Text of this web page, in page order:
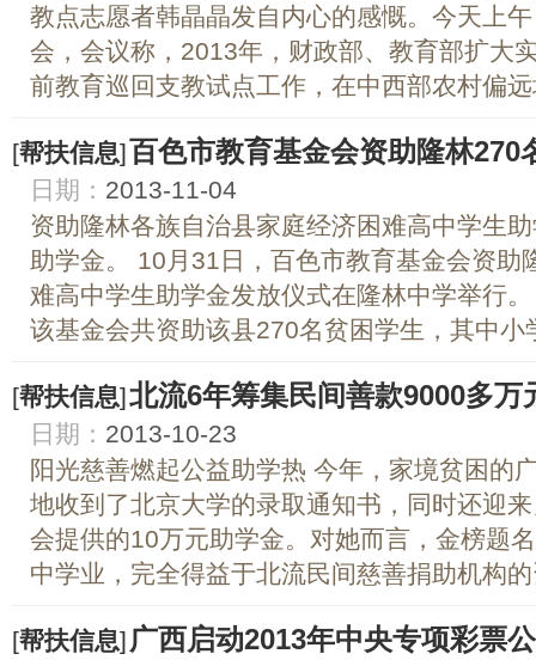
教点志愿者韩晶晶发自内心的感慨。今天上
会，会议称，2013年，财政部、教育部扩大
前教育巡回支教试点工作，在中西部农村偏
[帮扶信息]百色市教育基金会资助隆林270
日期： 2013-11-04
资助隆林各族自治县家庭经济困难高中学生
助学金。 10月31日，百色市教育基金会资助
难高中学生助学金发放仪式在隆林中学举行
该基金会共资助该县270名贫困学生，其中小
[帮扶信息]北流6年筹集民间善款9000多
日期： 2013-10-23
阳光慈善燃起公益助学热 今年，家境贫困的
地收到了北京大学的录取通知书，同时还迎
会提供的10万元助学金。对她而言，金榜题
中学业，完全得益于北流民间慈善捐助机构
[帮扶信息] 广西启动2013年中央专项彩票